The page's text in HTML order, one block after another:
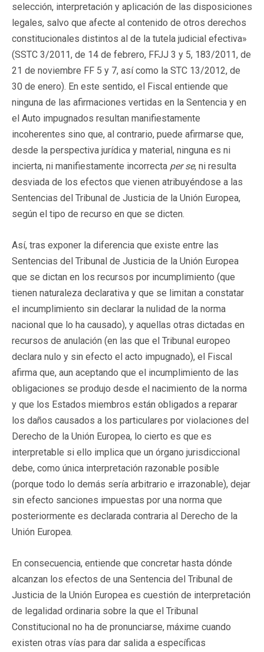
selección, interpretación y aplicación de las disposiciones
legales, salvo que afecte al contenido de otros derechos
constitucionales distintos al de la tutela judicial efectiva»
(SSTC 3/2011, de 14 de febrero, FFJJ 3 y 5, 183/2011, de
21 de noviembre FF 5 y 7, así como la STC 13/2012, de
30 de enero). En este sentido, el Fiscal entiende que
ninguna de las afirmaciones vertidas en la Sentencia y en
el Auto impugnados resultan manifiestamente
incoherentes sino que, al contrario, puede afirmarse que,
desde la perspectiva jurídica y material, ninguna es ni
incierta, ni manifiestamente incorrecta per se, ni resulta
desviada de los efectos que vienen atribuyéndose a las
Sentencias del Tribunal de Justicia de la Unión Europea,
según el tipo de recurso en que se dicten.
Así, tras exponer la diferencia que existe entre las
Sentencias del Tribunal de Justicia de la Unión Europea
que se dictan en los recursos por incumplimiento (que
tienen naturaleza declarativa y que se limitan a constatar
el incumplimiento sin declarar la nulidad de la norma
nacional que lo ha causado), y aquellas otras dictadas en
recursos de anulación (en las que el Tribunal europeo
declara nulo y sin efecto el acto impugnado), el Fiscal
afirma que, aun aceptando que el incumplimiento de las
obligaciones se produjo desde el nacimiento de la norma
y que los Estados miembros están obligados a reparar
los daños causados a los particulares por violaciones del
Derecho de la Unión Europea, lo cierto es que es
interpretable si ello implica que un órgano jurisdiccional
debe, como única interpretación razonable posible
(porque todo lo demás sería arbitrario e irrazonable), dejar
sin efecto sanciones impuestas por una norma que
posteriormente es declarada contraria al Derecho de la
Unión Europea.
En consecuencia, entiende que concretar hasta dónde
alcanzan los efectos de una Sentencia del Tribunal de
Justicia de la Unión Europea es cuestión de interpretación
de legalidad ordinaria sobre la que el Tribunal
Constitucional no ha de pronunciarse, máxime cuando
existen otras vías para dar salida a específicas